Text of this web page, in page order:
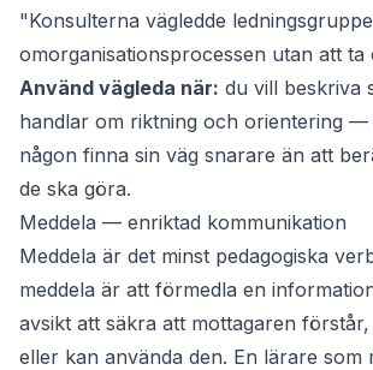
"Konsulterna vägledde
omorganisationsprocessen utan att ta
Använd vägleda när: du vill beskriva
handlar om riktning och orientering —
någon finna sin väg snarare än att
de ska göra.
Meddela — enriktad kommunikation
Meddela är det minst pedagogiska
meddela är att förmedla en
avsikt att säkra att mottagaren
eller kan använda den. En lärare som